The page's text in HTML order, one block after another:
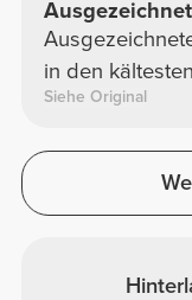
in den
Siehe Original